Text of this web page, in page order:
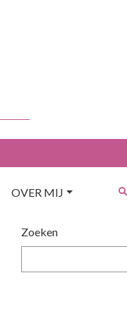
OVER MIJ
Zoeken